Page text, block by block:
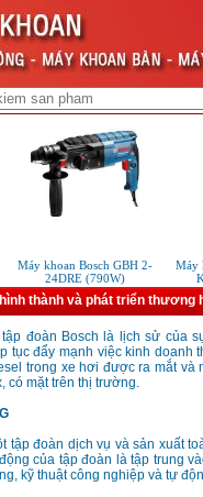
Máy khoan Bosch GBH 2-
24DRE (790W)
Máy
thành và phát triển thương
đoàn Bosch là lịch sử của
tục đẩy mạnh việc kinh
trong xe hơi được ra mắt và
có mặt trên thị trường.
tập đoàn dịch vụ và sản xuất
của tập đoàn là tập trung
kỹ thuật công nghiệp và tự